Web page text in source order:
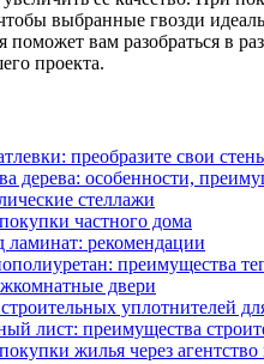
выбранные гвозди
поможет вам разобраться в
проекта.
преобразите свои
дерева: особенности,
стеллажи
частного дома
рекомендации
преимущества
двери
уплотнителей
лист: преимущества
жилья через